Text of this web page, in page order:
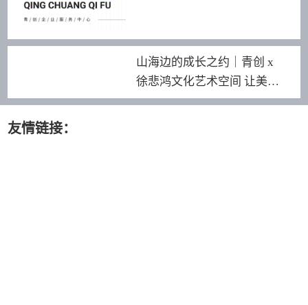
山海边的成长之约｜青创 x
徐悲鸿文化艺术空间 让美育
照见更远的世界
友情链接：